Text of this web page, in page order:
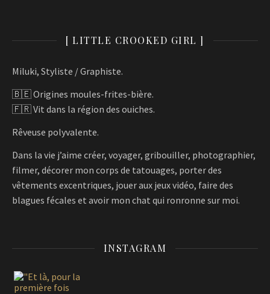
[ LITTLE CROOKED GIRL ]
Miluki, Styliste / Graphiste.
🇧🇪 Origines moules-frites-bière.
🇫🇷 Vit dans la région des ouiches.
Rêveuse polyvalente.
Dans la vie j’aime créer, voyager, gribouiller, photographier,
filmer, décorer mon corps de tatouages, porter des
vêtements excentriques, jouer aux jeux vidéo, faire des
blagues fécales et avoir mon chat qui ronronne sur moi.
INSTAGRAM